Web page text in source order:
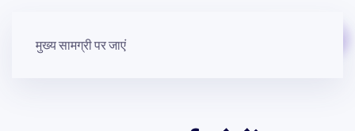
मुख्य सामग्री पर जाएं